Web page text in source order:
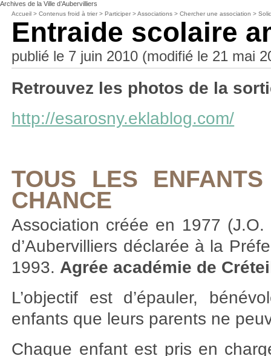
Archives de la Ville d’Aubervilliers
Accueil >Contenus froid à trier >Participer >Associations >Chercher une association >
Entraide scolaire
publié le 7 juin 2010 (modifié le 21 mai
Retrouvez les photos de la
http://esarosny.eklablog.com/
TOUS LES
CHANCE
Association créée en 1977
d’Aubervilliers déclarée à la
1993. Agrée académie de
L’objectif est d’épauler,
enfants que leurs parents ne
Chaque enfant est pris en